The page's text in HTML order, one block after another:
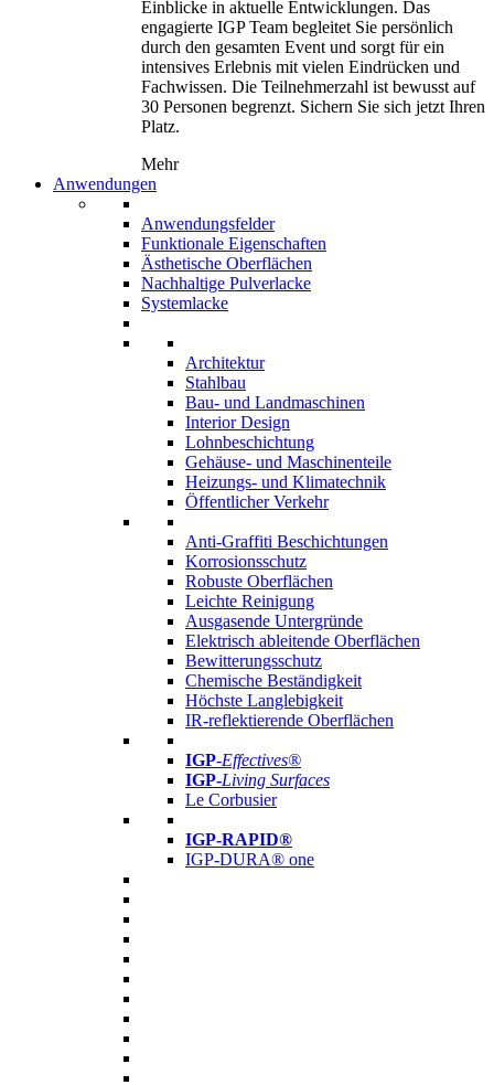
Einblicke in aktuelle Entwicklungen. Das
engagierte IGP Team begleitet Sie persönlich
durch den gesamten Event und sorgt für ein
intensives Erlebnis mit vielen Eindrücken und
Fachwissen. Die Teilnehmerzahl ist bewusst auf
30 Personen begrenzt. Sichern Sie sich jetzt Ihren
Platz.
Mehr
Anwendungen
Anwendungsfelder
Funktionale Eigenschaften
Ästhetische Oberflächen
Nachhaltige Pulverlacke
Systemlacke
Architektur
Stahlbau
Bau- und Landmaschinen
Interior Design
Lohnbeschichtung
Gehäuse- und Maschinenteile
Heizungs- und Klimatechnik
Öffentlicher Verkehr
Anti-Graffiti Beschichtungen
Korrosionsschutz
Robuste Oberflächen
Leichte Reinigung
Ausgasende Untergründe
Elektrisch ableitende Oberflächen
Bewitterungsschutz
Chemische Beständigkeit
Höchste Langlebigkeit
IR-reflektierende Oberflächen
IGP-Effectives®
IGP-Living Surfaces
Le Corbusier
IGP-RAPID®
IGP-DURA® one